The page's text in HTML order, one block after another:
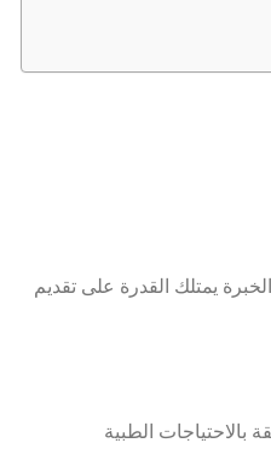
يمتلك القدرة على تقديم
الطبية